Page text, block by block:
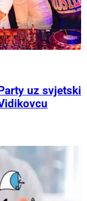
uz svjetski